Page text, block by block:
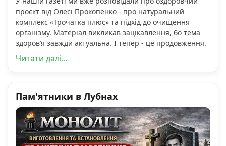
проєкт від Олесі Прокопенко - про натуральний
комплекс «Трочатка плюс» та підхід до очищення
організму. Матеріал викликав зацікавлення, бо тема
здоров’я завжди актуальна. І тепер - це продовження.
Читати далі...
Пам'ятники в Лубнах